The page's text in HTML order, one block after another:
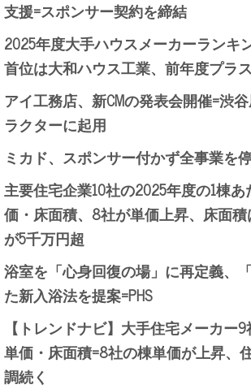
支援=スポンサー契約を締結
2025年度大手ハウスメーカーランキ
首位は大和ハウス工業、前年度プラ
アイ工務店、新CMの発表会開催=渋
ラクターに起用
ミカド、スポンサー付かず全事業を
主要住宅企業10社の2025年度の1棟
価・床面積、8社が単価上昇、床面
が5千万円超
浴室を「心身回復の場」に再定義、
た新入浴法を提案=PHS
【トレンドナビ】大手住宅メーカー
単価・床面積=8社の棟単価が上昇、
調続く